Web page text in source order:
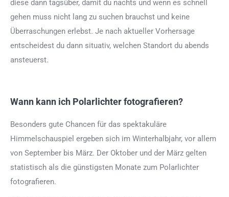
diese dann tagsüber, damit du nachts und wenn es schnell
gehen muss nicht lang zu suchen brauchst und keine
Überraschungen erlebst. Je nach aktueller Vorhersage
entscheidest du dann situativ, welchen Standort du abends
ansteuerst.
Wann kann ich Polarlichter fotografieren?
Besonders gute Chancen für das spektakuläre
Himmelschauspiel ergeben sich im Winterhalbjahr, vor allem
von September bis März. Der Oktober und der März gelten
statistisch als die günstigsten Monate zum Polarlichter
fotografieren.